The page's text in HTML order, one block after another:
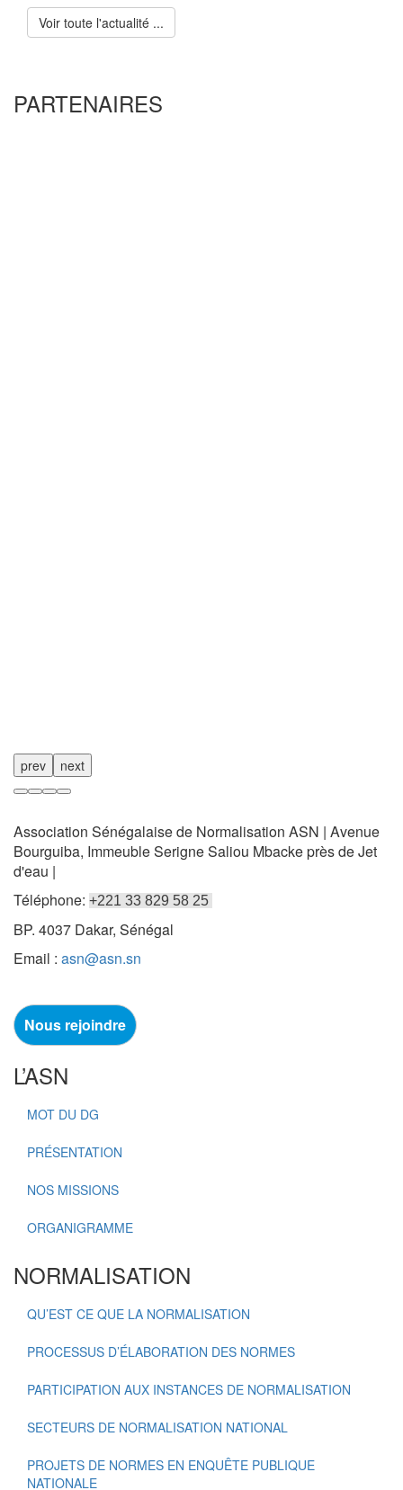
Voir toute l'actualité ...
PARTENAIRES
prev next
Association Sénégalaise de Normalisation ASN | Avenue
Bourguiba, Immeuble Serigne Saliou Mbacke près de Jet
d'eau |
Téléphone: +221 33 829 58 25
BP. 4037 Dakar, Sénégal
Email : asn@asn.sn
Nous rejoindre
L’ASN
MOT DU DG
PRÉSENTATION
NOS MISSIONS
ORGANIGRAMME
NORMALISATION
QU’EST CE QUE LA NORMALISATION
PROCESSUS D’ÉLABORATION DES NORMES
PARTICIPATION AUX INSTANCES DE NORMALISATION
SECTEURS DE NORMALISATION NATIONAL
PROJETS DE NORMES EN ENQUÊTE PUBLIQUE
NATIONALE